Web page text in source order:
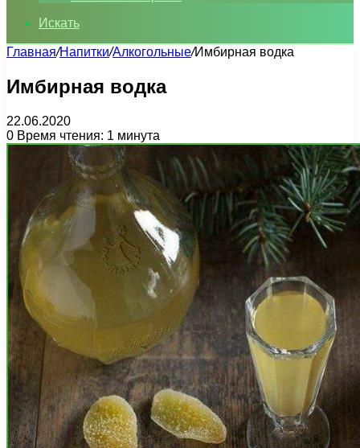
Искать
Главная/Напитки/Алкогольные/Имбирная водка
Имбирная водка
22.06.2020
0 Время чтения: 1 минута